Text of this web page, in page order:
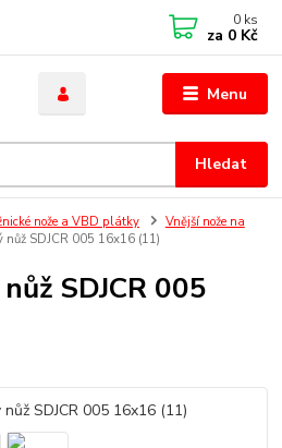
Menu
Hledat
0 ks
za 0 Kč
nože a VBD plátky
Vnější nože na
nůž SDJCR 005 16x16 (11)
SDJCR 005